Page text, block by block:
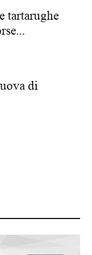
tartarughe
di